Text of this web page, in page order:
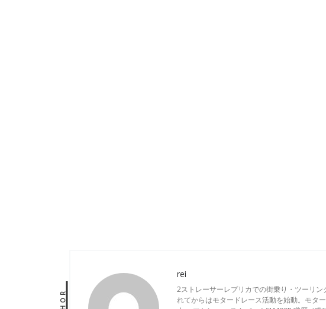
rei
2ストレーサーレプリカでの街乗り・ツーリ
れてからはモタードレース活動を始動。モタ